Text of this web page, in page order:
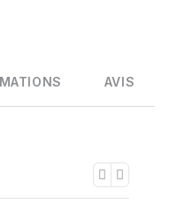
AVIS